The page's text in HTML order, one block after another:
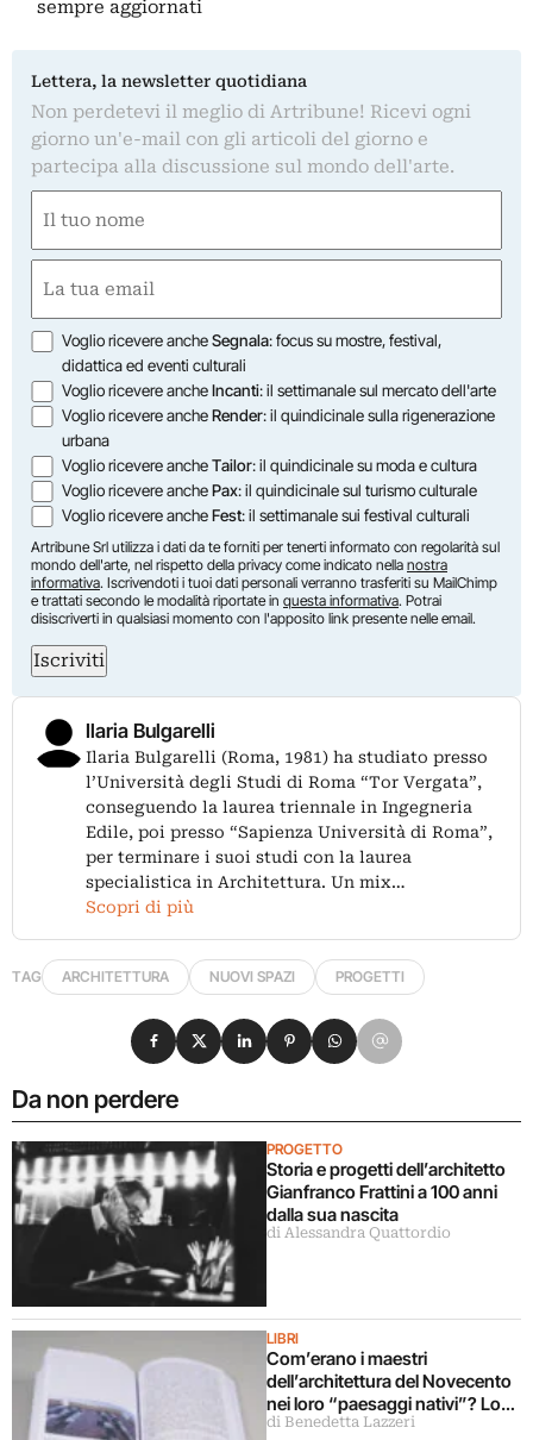
sempre aggiornati
Lettera, la newsletter quotidiana
Non perdetevi il meglio di Artribune! Ricevi ogni
giorno un'e-mail con gli articoli del giorno e
partecipa alla discussione sul mondo dell'arte.
(Obbligatorio)
Nome
(Obbligatorio)
Opzioni
Voglio ricevere ancheSegnala: focus su mostre, festival,
didattica ed eventi culturali
Voglio ricevere ancheIncanti: il settimanale sul mercato dell'arte
Voglio ricevere ancheRender: il quindicinale sulla rigenerazione
urbana
Voglio ricevere ancheTailor: il quindicinale su moda e cultura
Voglio ricevere anchePax: il quindicinale sul turismo culturale
Voglio ricevere ancheFest: il settimanale sui festival culturali
Artribune Srl utilizza i dati da te forniti per tenerti informato con regolarità sul
mondo dell'arte, nel rispetto della privacy come indicato nella nostra
informativa. Iscrivendoti i tuoi dati personali verranno trasferiti su MailChimp
e trattati secondo le modalità riportate in questa informativa. Potrai
disiscriverti in qualsiasi momento con l'apposito link presente nelle email.
Iscriviti
Ilaria Bulgarelli
Ilaria Bulgarelli (Roma, 1981) ha studiato presso
l’Università degli Studi di Roma “Tor Vergata”,
conseguendo la laurea triennale in Ingegneria
Edile, poi presso “Sapienza Università di Roma”,
per terminare i suoi studi con la laurea
specialistica in Architettura. Un mix…
Scopri di più
TAG ARCHITETTURA NUOVI SPAZI PROGETTI
Da non perdere
PROGETTO
Storia e progetti dell’architetto
Gianfranco Frattini a 100 anni
dalla sua nascita
di Alessandra Quattordio
LIBRI
Com’erano i maestri
dell’architettura del Novecento
nei loro “paesaggi nativi”? Lo
svela un libro
di Benedetta Lazzeri
Condividi su Facebook
Condividi su X
Condividi su LinkedIn
Condividi su Pinterest
Condividi su WhatsApp
Condividi su Email